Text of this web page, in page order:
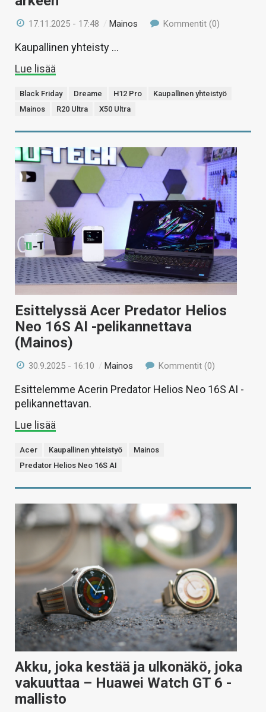
17.11.2025 - 17:48 /Mainos Kommentit (0)
Kaupallinen yhteisty …
Lue lisää
Black Friday Dreame H12 Pro
Kaupallinen yhteistyö
Mainos
R20 Ultra X50 Ultra
Esittelyssä Acer Predator Helios
Neo 16S AI -pelikannettava
(Mainos)
30.9.2025 - 16:10 /Mainos Kommentit (0)
Esittelemme Acerin Predator Helios Neo 16S AI -
pelikannettavan.
Lue lisää
Acer Kaupallinen yhteistyö
Mainos
Predator Helios Neo 16S AI
Akku, joka kestää ja ulkonäkö, joka
vakuuttaa – Huawei Watch GT 6 -
mallisto